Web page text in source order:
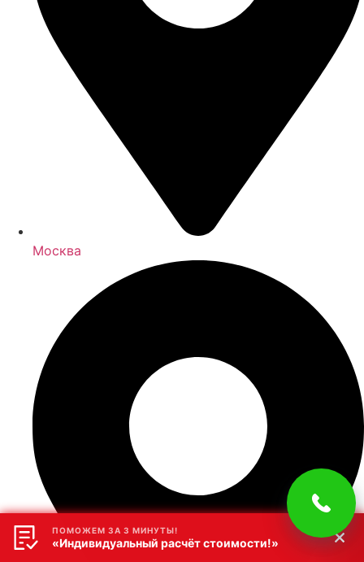
Москва
ПОМОЖЕМ ЗА 3 МИНУТЫ!
«Индивидуальный расчёт стоимости!»